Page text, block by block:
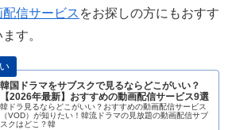
信サービス をお探しの方にもおすす
す。
韓国ドラマをサブスクで見るならどこがいい？
【2026年最新】おすすめの動画配信サービス9選
韓ドラ見るならどこがいい？おすすめの動画配信サービス
（VOD）が知りたい！韓流ドラマの見放題の動画配信サブ
スクはどこ？韓